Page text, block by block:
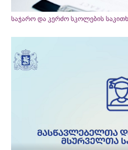
საჯარო და კერძო სკოლების